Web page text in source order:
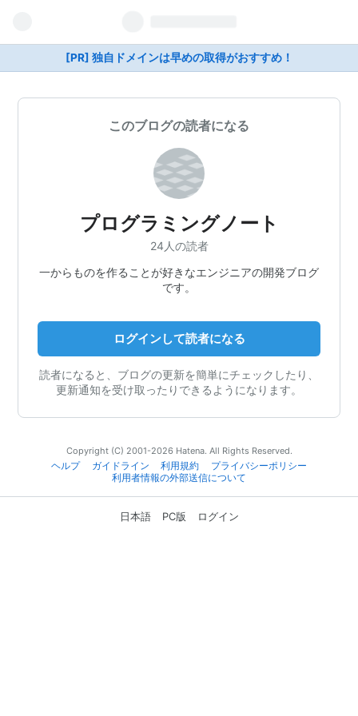
[PR] 独自ドメインは早めの取得がおすすめ！
このブログの読者になる
プログラミングノート
24人の読者
一からものを作ることが好きなエンジニアの開発ブログ
です。
ログインして読者になる
読者になると、ブログの更新を簡単にチェックしたり、
更新通知を受け取ったりできるようになります。
Copyright (C) 2001-2026 Hatena. All Rights Reserved.
ヘルプ
ガイドライン 利用規約
プライバシーポリシー
利用者情報の外部送信について
日本語 PC版 ログイン